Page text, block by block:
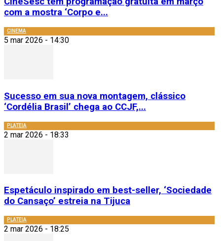
com a mostra ‘Corpo e...
CINEMA
5 mar 2026 - 14:30
Sucesso em sua nova montagem, clássico
‘Cordélia Brasil’ chega ao CCJF,...
PLATEIA
2 mar 2026 - 18:33
Espetáculo inspirado em best-seller, ‘Sociedade
do Cansaço’ estreia na Tijuca
PLATEIA
2 mar 2026 - 18:25